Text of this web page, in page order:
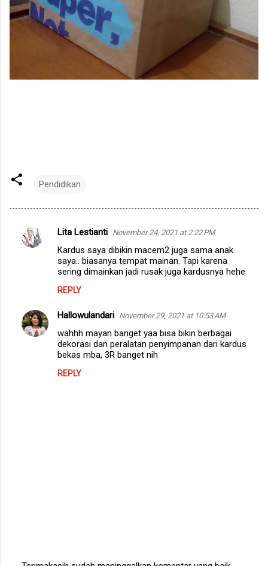
Pendidikan
C
n
Lita Lestianti November 24, 2021 at 2:22 PM
Kardus saya dibikin macem2 juga sama anak
saya.. biasanya tempat mainan. Tapi karena
sering dimainkan jadi rusak juga kardusnya hehe
REPLY
Hallowulandari November 29, 2021 at 10:53 AM
wahhh mayan banget yaa bisa bikin berbagai
dekorasi dan peralatan penyimpanan dari kardus
bekas mba, 3R banget nih
REPLY